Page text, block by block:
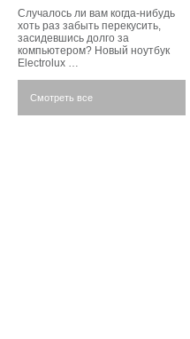
Случалось ли вам когда-нибудь
хоть раз забыть перекусить,
засидевшись долго за
компьютером? Новый ноутбук
Electrolux …
Смотреть все